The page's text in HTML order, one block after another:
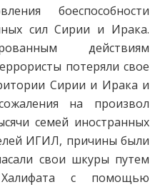
боеспособности
сил Сирии и Ирака.
действиям
потеряли свое
Сирии и Ирака и
на произвол
семей иностранных
ИГИЛ, причины были
свои шкуры путем
с помощью